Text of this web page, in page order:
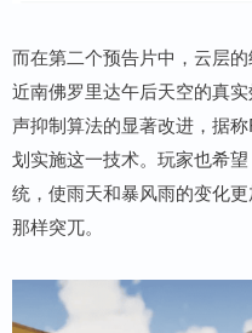
而在第二个预告片中，云层
近南佛罗里达午后天空的真
声抑制算法的显著改进，据
划实施这一技术。玩家也希
统，使雨天和暴风雨的变化
那样突兀。